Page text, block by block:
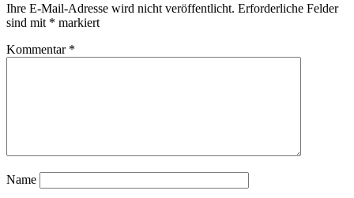
Ihre E-Mail-Adresse wird nicht veröffentlicht. Erforderliche Felder
sind mit * markiert
Kommentar *
Name